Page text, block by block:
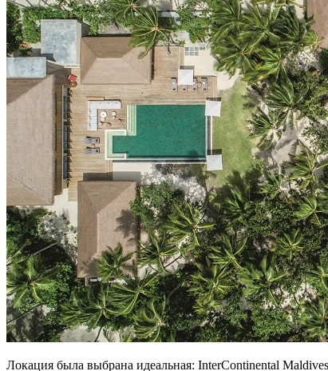
Локация была выбрана идеальная: InterContinental